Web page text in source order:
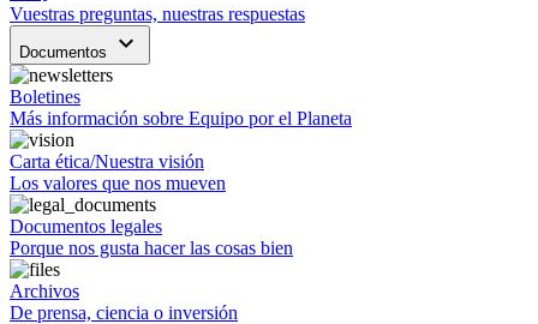
Vuestras preguntas, nuestras respuestas
Documentos keyboard_arrow_down
Boletines
Más información sobre Equipo por el Planeta
Carta ética/Nuestra visión
Los valores que nos mueven
Documentos legales
Porque nos gusta hacer las cosas bien
Archivos
De prensa, ciencia o inversión